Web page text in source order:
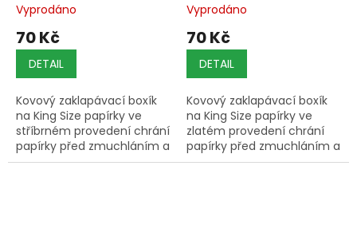
Vyprodáno
70 Kč
DETAIL
Kovový zaklapávací boxík
na King Size papírky ve
stříbrném provedení chrání
papírky před zmuchláním a
vlhkostí.
Vyprodáno
70 Kč
DETAIL
Kovový zaklapávací boxík
na King Size papírky ve
zlatém provedení chrání
papírky před zmuchláním a
vlhkostí.